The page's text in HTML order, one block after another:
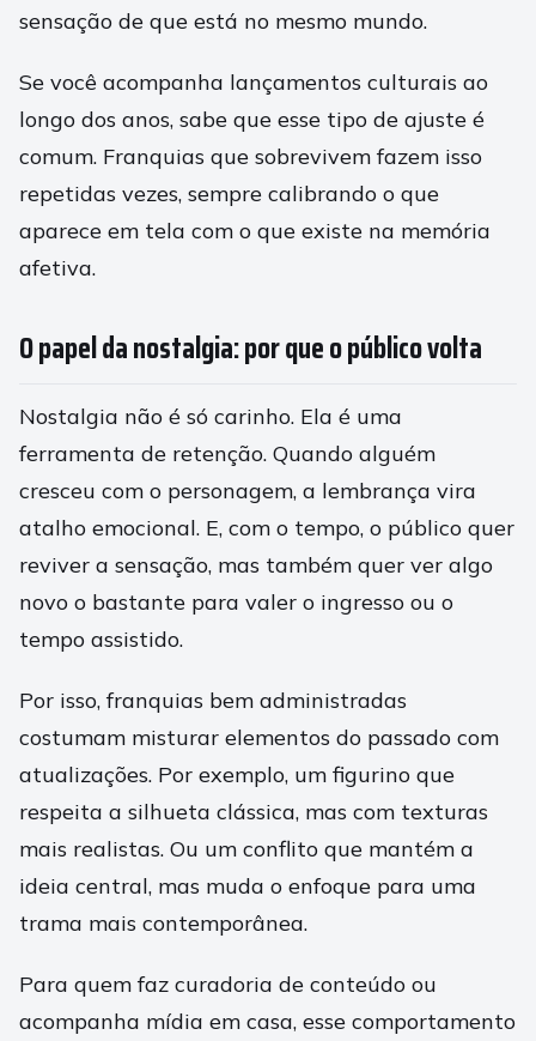
sensação de que está no mesmo mundo.
Se você acompanha lançamentos culturais ao
longo dos anos, sabe que esse tipo de ajuste é
comum. Franquias que sobrevivem fazem isso
repetidas vezes, sempre calibrando o que
aparece em tela com o que existe na memória
afetiva.
O papel da nostalgia: por que o público volta
Nostalgia não é só carinho. Ela é uma
ferramenta de retenção. Quando alguém
cresceu com o personagem, a lembrança vira
atalho emocional. E, com o tempo, o público quer
reviver a sensação, mas também quer ver algo
novo o bastante para valer o ingresso ou o
tempo assistido.
Por isso, franquias bem administradas
costumam misturar elementos do passado com
atualizações. Por exemplo, um figurino que
respeita a silhueta clássica, mas com texturas
mais realistas. Ou um conflito que mantém a
ideia central, mas muda o enfoque para uma
trama mais contemporânea.
Para quem faz curadoria de conteúdo ou
acompanha mídia em casa, esse comportamento